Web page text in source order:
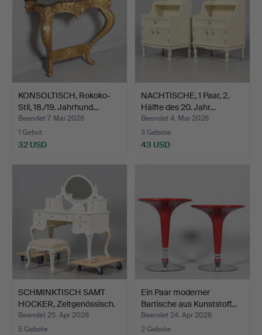
KONSOLTISCH, Rokoko-
Stil, 18./19. Jahrhund…
Beendet 7. Mai 2026
1 Gebot
32 USD
NACHTISCHE, 1 Paar, 2.
Hälfte des 20. Jahr…
Beendet 4. Mai 2026
3 Gebote
43 USD
SCHMINKTISCH SAMT
HOCKER, Zeitgenössisch.
Beendet 25. Apr 2026
5 Gebote
Ein Paar moderner
Bartische aus Kunststoff…
Beendet 24. Apr 2026
2 Gebote